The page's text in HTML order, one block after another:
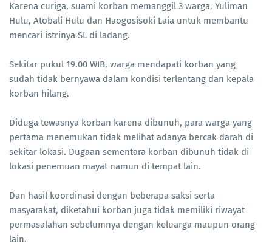
Karena curiga, suami korban memanggil 3 warga, Yuliman
Hulu, Atobali Hulu dan Haogosisoki Laia untuk membantu
mencari istrinya SL di ladang.
Sekitar pukul 19.00 WIB, warga mendapati korban yang
sudah tidak bernyawa dalam kondisi terlentang dan kepala
korban hilang.
Diduga tewasnya korban karena dibunuh, para warga yang
pertama menemukan tidak melihat adanya bercak darah di
sekitar lokasi. Dugaan sementara korban dibunuh tidak di
lokasi penemuan mayat namun di tempat lain.
Dan hasil koordinasi dengan beberapa saksi serta
masyarakat, diketahui korban juga tidak memiliki riwayat
permasalahan sebelumnya dengan keluarga maupun orang
lain.